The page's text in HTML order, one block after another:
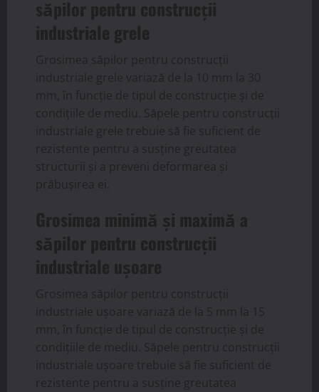
săpilor pentru construcții
industriale grele
Grosimea săpilor pentru construcții
industriale grele variază de la 10 mm la 30
mm, în funcție de tipul de construcție și de
condițiile de mediu. Săpele pentru construcții
industriale grele trebuie să fie suficient de
rezistente pentru a susține greutatea
structurii și a preveni deformarea și
prăbușirea ei.
Grosimea minimă și maximă a
săpilor pentru construcții
industriale ușoare
Grosimea săpilor pentru construcții
industriale ușoare variază de la 5 mm la 15
mm, în funcție de tipul de construcție și de
condițiile de mediu. Săpele pentru construcții
industriale ușoare trebuie să fie suficient de
rezistente pentru a susține greutatea